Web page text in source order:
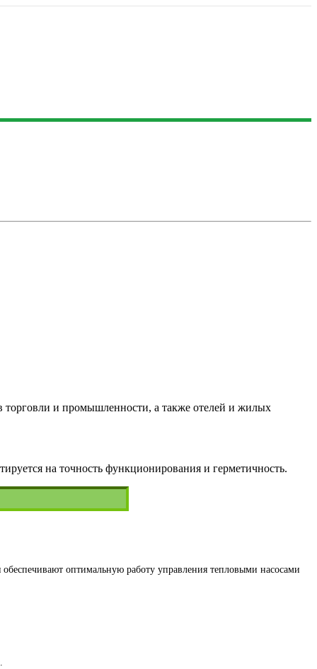
торговли и промышленности, а также отелей и жилых
на точность функционирования и герметичность.
оптимальную работу управления тепловыми насосами